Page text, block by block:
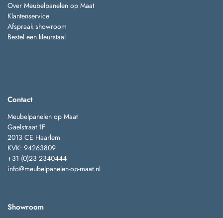
Over Meubelpanelen op Maat
Klantenservice
Afspraak showroom
Bestel een kleurstaal
Contact
Meubelpanelen op Maat
Gaelstraat 1F
2013 CE Haarlem
KVK: 94263809
+31 (0)23 2340444
info@meubelpanelen-op-maat.nl
Showroom